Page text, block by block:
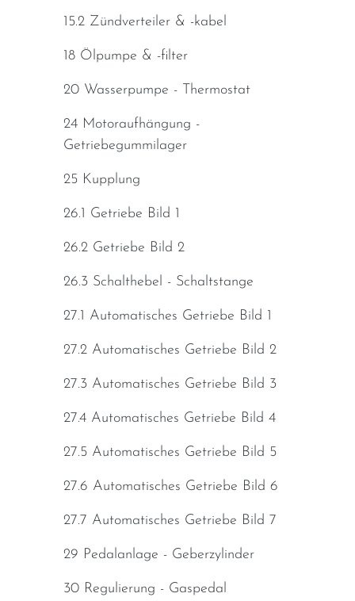
15.2 Zündverteiler & -kabel
18 Ölpumpe & -filter
20 Wasserpumpe - Thermostat
24 Motoraufhängung -
Getriebegummilager
25 Kupplung
26.1 Getriebe Bild 1
26.2 Getriebe Bild 2
26.3 Schalthebel - Schaltstange
27.1 Automatisches Getriebe Bild 1
27.2 Automatisches Getriebe Bild 2
27.3 Automatisches Getriebe Bild 3
27.4 Automatisches Getriebe Bild 4
27.5 Automatisches Getriebe Bild 5
27.6 Automatisches Getriebe Bild 6
27.7 Automatisches Getriebe Bild 7
29 Pedalanlage - Geberzylinder
30 Regulierung - Gaspedal